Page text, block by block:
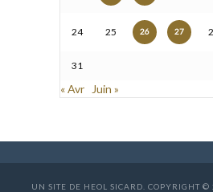
24 25 26 27
31
« Avr Juin »
UN SITE DE HEOL SICARD. COPYRIGHT